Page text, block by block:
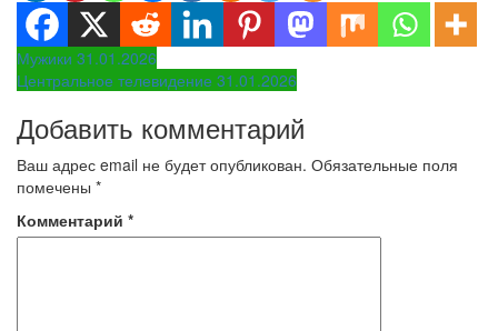
Навигация
по
записям
Мужики 31.01.2026
Центральное телевидение 31.01.2026
Добавить комментарий
Ваш адрес email не будет опубликован. Обязательные поля
помечены *
Комментарий *